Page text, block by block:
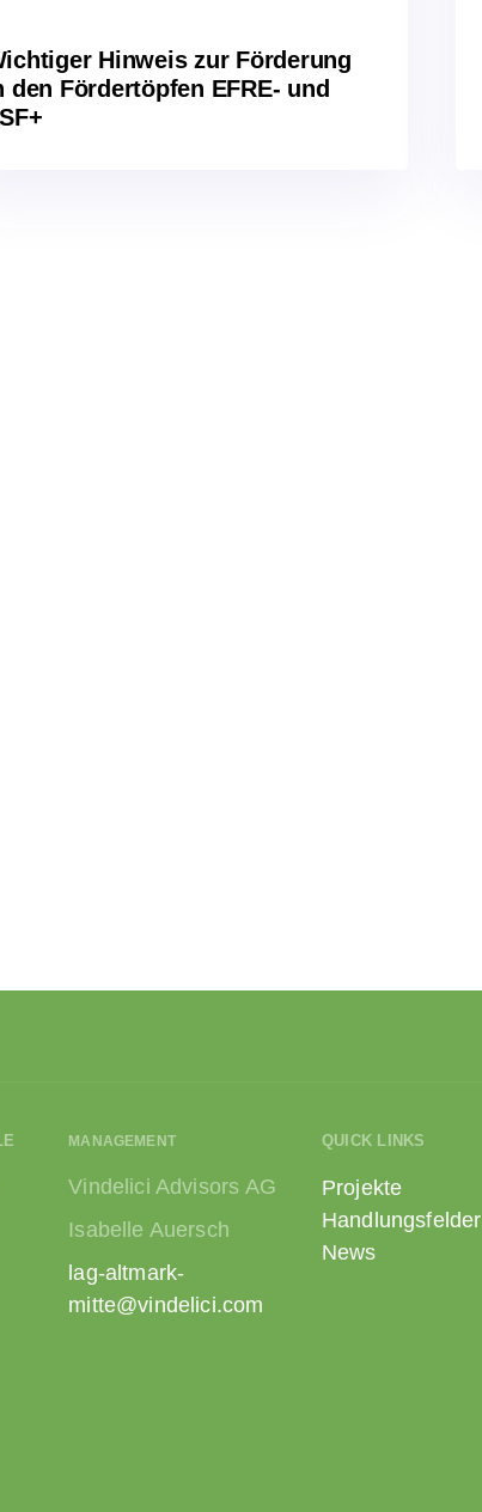
Hinweis zur Förderung
den Fördertöpfen EFRE- und
MANAGEMENT
Vindelici Advisors AG
Isabelle Auersch
lag-altmark-
mitte@vindelici.com
QUICK LINKS
Projekte
Handlungsfelder
News